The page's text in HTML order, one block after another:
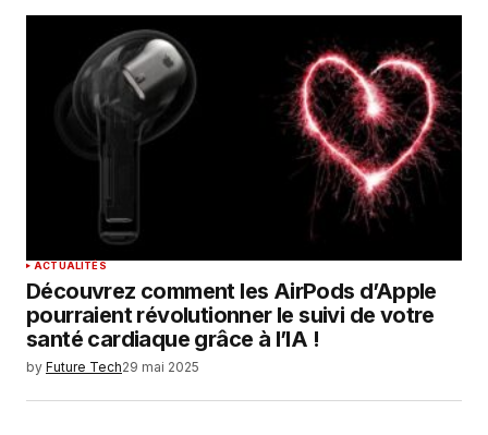
ACTUALITÉS
Découvrez comment les AirPods d’Apple
pourraient révolutionner le suivi de votre
santé cardiaque grâce à l’IA !
by Future Tech29 mai 2025